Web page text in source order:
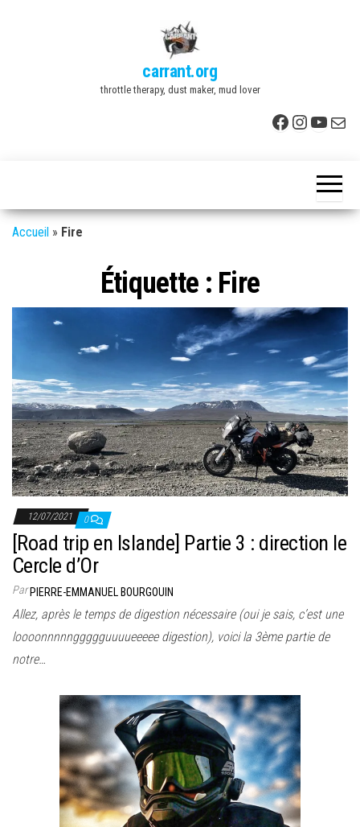
carrant.org
throttle therapy, dust maker, mud lover
Facebook
E-
Accueil » Fire
Étiquette : Fire
12/07/2021 0
[Road trip en Islande] Partie 3 : direction le
Cercle d’Or
ParPIERRE-EMMANUEL BOURGOUIN
Allez, après le temps de digestion nécessaire (oui je sais, c’est une
loooonnnnnggggguuuueeeee digestion), voici la 3ème partie de
notre…